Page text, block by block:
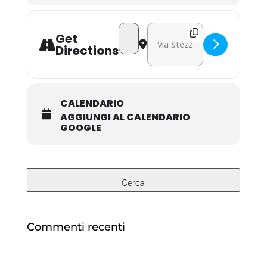
Get
Directions
Address - Diabetes, Technology and
Destination Address -
CALENDARIO
AGGIUNGI AL CALENDARIO
GOOGLE
Commenti recenti